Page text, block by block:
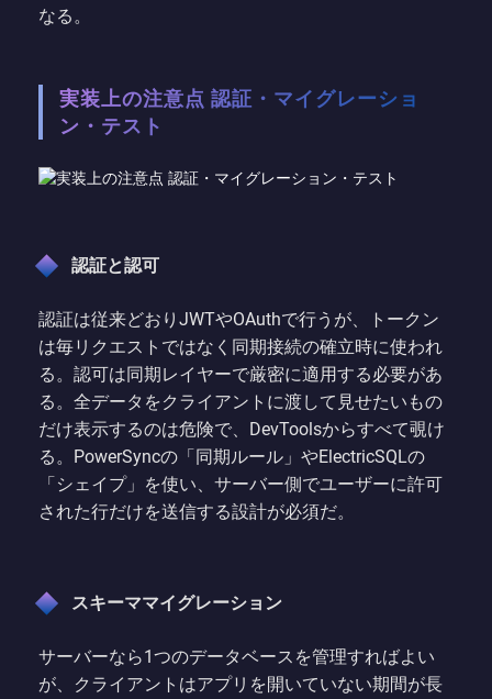
なる。
実装上の注意点 認証・マイグレーショ
ン・テスト
認証と認可
認証は従来どおりJWTやOAuthで行うが、トークン
は毎リクエストではなく同期接続の確立時に使われ
る。認可は同期レイヤーで厳密に適用する必要があ
る。全データをクライアントに渡して見せたいもの
だけ表示するのは危険で、DevToolsからすべて覗け
る。PowerSyncの「同期ルール」やElectricSQLの
「シェイプ」を使い、サーバー側でユーザーに許可
された行だけを送信する設計が必須だ。
スキーママイグレーション
サーバーなら1つのデータベースを管理すればよい
が、クライアントはアプリを開いていない期間が長